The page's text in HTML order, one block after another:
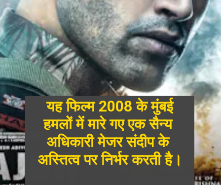
यह फिल्म 2008 के मुंबई
हमलों में मारे गए एक सैन्य
अधिकारी मेजर संदीप के
अस्तित्व पर निर्भर करती है।